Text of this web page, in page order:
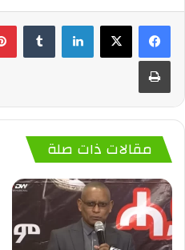
لينكدإن
مقالات ذات صلة